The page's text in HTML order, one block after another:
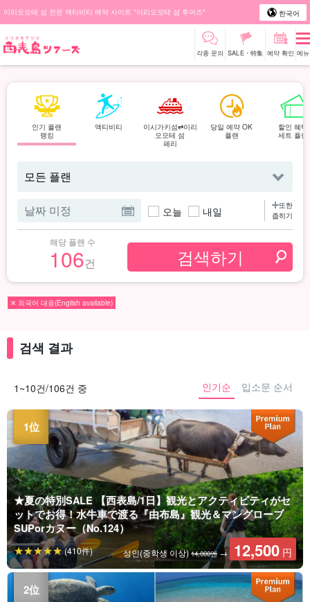
이리오모테 섬 전문 액티비티 예약 사이트 "이리오모테 섬 투어즈" 한국어
각종 문의 SALE・特集 예약 확인 메뉴
인기 플랜
랭킹
액티비티
이시가키섬⇄이리
오모테 섬
페리
당일 예약 OK
플랜
할인 혜택
세트 플랜
오늘 내일
또한
좁히기
해당 플랜 수
106건
✕ 외국어 대응(English available)
검색 결과
1~10건/106건 중 인기순 입소문 순서
★夏の特別SALE 【西表島/1日】観光とアクティビティがセ
ットでお得！水牛車で渡る『由布島』観光＆マングローブ
SUPorカヌー（No.124）
성인(중학생 이상)14,000엔→ 12,500 円
(410件)